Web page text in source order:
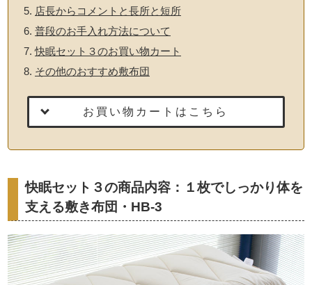
店長からコメントと長所と短所
普段のお手入れ方法について
快眠セット３のお買い物カート
その他のおすすめ敷布団
お買い物カートはこちら
快眠セット３の商品内容：１枚でしっかり体を
支える敷き布団・HB-3